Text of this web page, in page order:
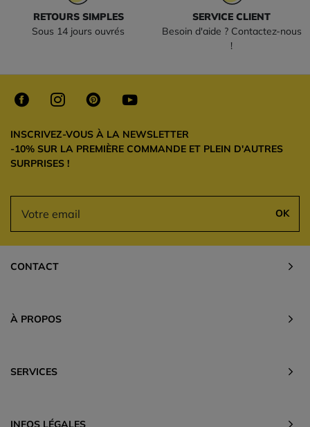
RETOURS SIMPLES
Sous 14 jours ouvrés
SERVICE CLIENT
Besoin d'aide ? Contactez-nous
!
INSCRIVEZ-VOUS À LA NEWSLETTER
-10% SUR LA PREMIÈRE COMMANDE ET PLEIN D'AUTRES
SURPRISES !
OK
CONTACT
À PROPOS
SERVICES
INFOS LÉGALES